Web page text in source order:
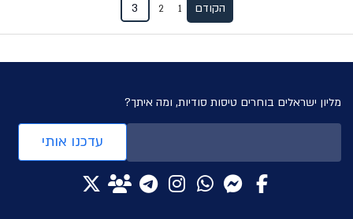
הקודם 1
2
3
מליון ישראלים בוחרים טיסות סודיות, ומה איתך?
עדכנו אותי